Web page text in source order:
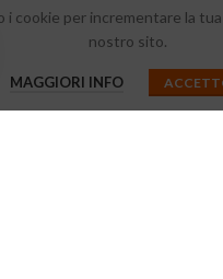
i cookie per incrementare la
nostro sito.
MAGGIORI INFO